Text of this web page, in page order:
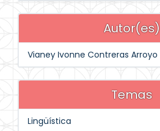
Autor(es)
Vianey Ivonne Contreras Arroyo
Temas
Lingüística